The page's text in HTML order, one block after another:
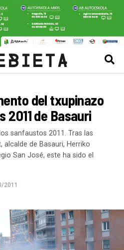
del txupinazo
2011 de Basauri
sanfaustos 2011. Tras las
alcalde de Basauri, Herriko
San José, este ha sido el
2011